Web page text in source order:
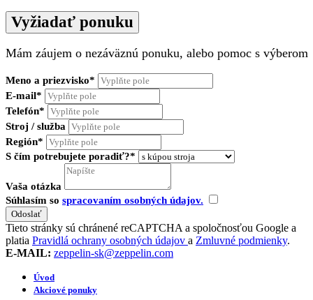
Vyžiadať ponuku
Mám záujem o nezáväznú ponuku, alebo pomoc s výberom
Meno a priezvisko*
E-mail*
Telefón*
Stroj / služba
Región*
S čím potrebujete poradiť?*
Vaša otázka
Súhlasím so spracovaním osobných údajov.
Tieto stránky sú chránené reCAPTCHA a spoločnosťou Google a
platia Pravidlá ochrany osobných údajov a Zmluvné podmienky.
E-MAIL: zeppelin-sk@zeppelin.com
Úvod
Akciové ponuky